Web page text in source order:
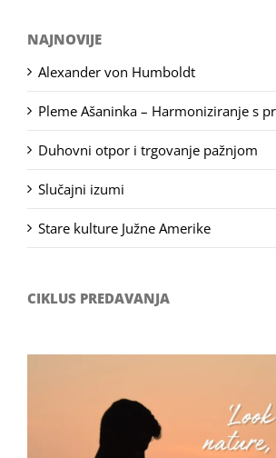
NAJNOVIJE
Alexander von Humboldt
Pleme Ašaninka – Harmoniziranje s
Duhovni otpor i trgovanje pažnjom
Slučajni izumi
Stare kulture Južne Amerike
CIKLUS PREDAVANJA